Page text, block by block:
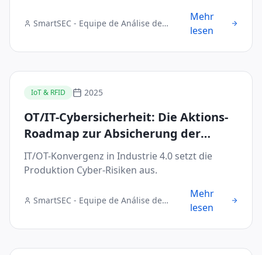
SmartSEC - Equipe de Análise de
Mehr
lesen
IoT & RFID 2025
OT/IT-Cybersicherheit: Die Aktions-
Roadmap zur Absicherung der
Konvergenz in Industrie 4.0
IT/OT-Konvergenz in Industrie 4.0 setzt die
Produktion Cyber-Risiken aus.
SmartSEC - Equipe de Análise de
Mehr
lesen